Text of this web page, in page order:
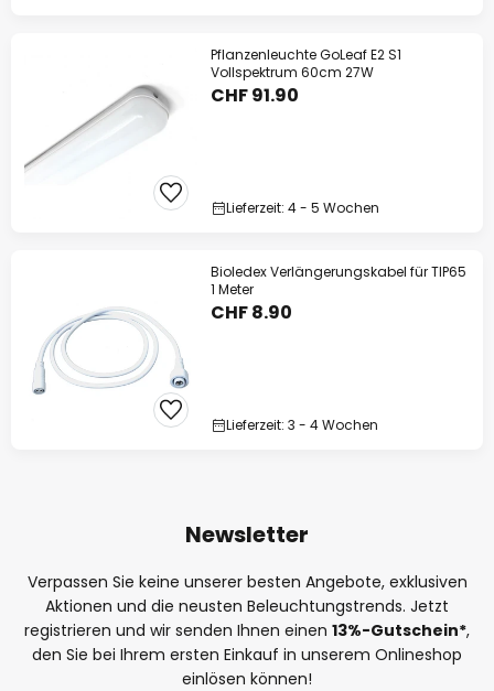
Pflanzenleuchte GoLeaf E2 S1
Vollspektrum 60cm 27W
CHF 91.90
Lieferzeit: 4 - 5 Wochen
Bioledex Verlängerungskabel für TIP65
1 Meter
CHF 8.90
Lieferzeit: 3 - 4 Wochen
Newsletter
Verpassen Sie keine unserer besten Angebote, exklusiven
Aktionen und die neusten Beleuchtungstrends. Jetzt
registrieren und wir senden Ihnen einen 13%-Gutschein*,
den Sie bei Ihrem ersten Einkauf in unserem Onlineshop
einlösen können!